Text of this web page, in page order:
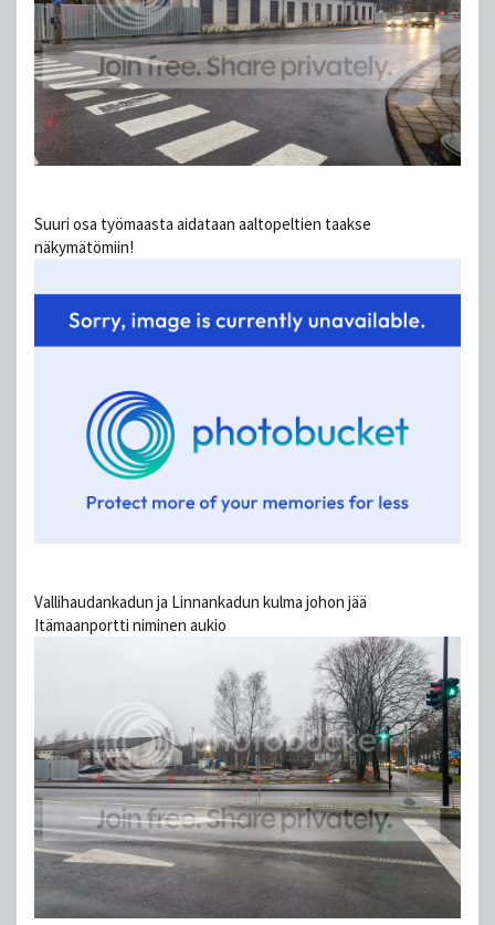
Suuri osa työmaasta aidataan aaltopeltien taakse
näkymätömiin!
Vallihaudankadun ja Linnankadun kulma johon jää
Itämaanportti niminen aukio